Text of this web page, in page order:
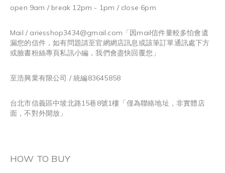
open 9am / break 12pm - 1pm / close 6pm
Mail / ariesshop3434@gmail.com 「因mail信件量較多怕會遺
漏您的信件，如有問題請至官網網店訊息或該筆訂單通訊處下方
或臉書粉絲專頁私訊小編，我們會盡快回覆您」
至浩興業有限公司 / 統編83645858
台北市信義區中坡北路15巷8號1樓「僅為聯絡地址，非實體店
面，不對外開放」
HOW TO BUY